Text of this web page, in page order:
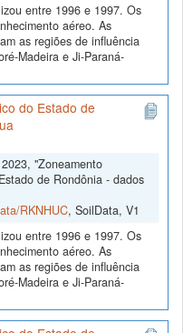
entre 1996 e 1997. Os
aéreo. As
as regiões de influência
Madeira e Ji-Paraná-
do Estado de
"Zoneamento
de Rondônia - dados
RKNHUC, SoilData, V1
entre 1996 e 1997. Os
aéreo. As
as regiões de influência
Madeira e Ji-Paraná-